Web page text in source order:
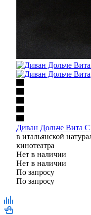
Диван Дольче Вита
в итальянской
кинотеатра
Нет в наличии
Нет в наличии
По запросу
По запросу